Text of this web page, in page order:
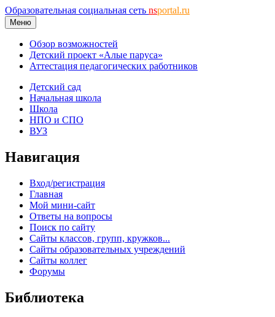
Образовательная социальная сеть nsportal.ru
Меню
Обзор возможностей
Детский проект «Алые паруса»
Аттестация педагогических работников
Детский сад
Начальная школа
Школа
НПО и СПО
ВУЗ
Навигация
Вход/регистрация
Главная
Мой мини-сайт
Ответы на вопросы
Поиск по сайту
Сайты классов, групп, кружков...
Сайты образовательных учреждений
Сайты коллег
Форумы
Библиотека